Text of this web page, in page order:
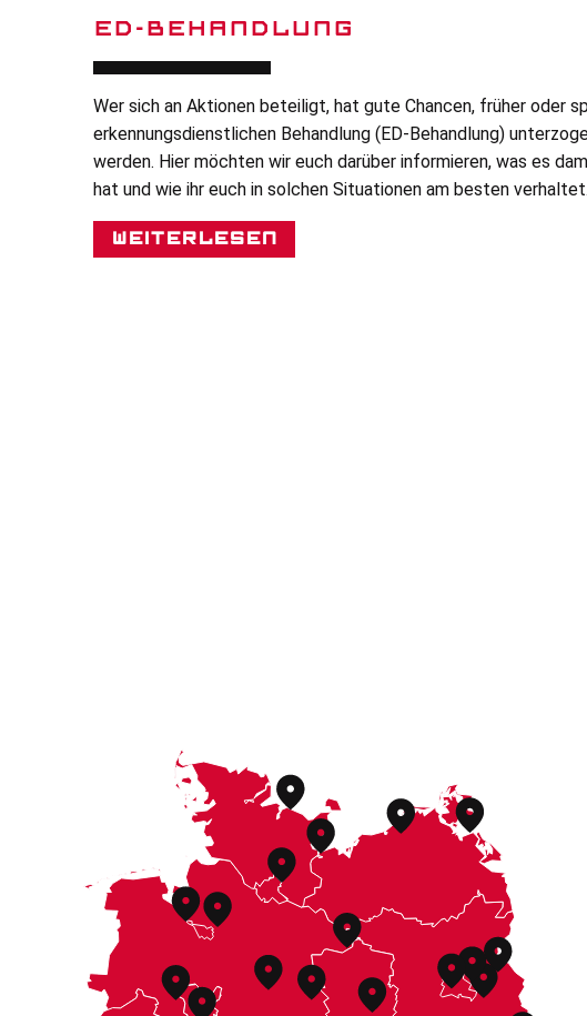
ED-BEHANDLUNG
Wer sich an Aktionen beteiligt, hat gute Chancen, früher oder
erkennungsdienstlichen Behandlung (ED-Behandlung)
werden. Hier möchten wir euch darüber informieren, was es
hat und wie ihr euch in solchen Situationen am besten verhaltet.
Weiterlesen